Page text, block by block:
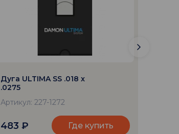
Дуга ULTIMA SS .018 x
.0275
Артикул: 227-1272
483 ₽ Где купить